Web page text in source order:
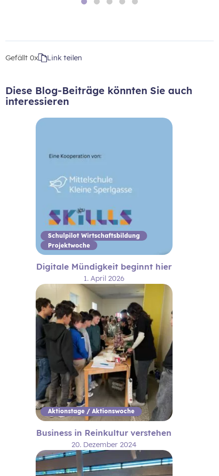
Gefällt0x Link teilen
Diese Blog-Beiträge könnten Sie auch
interessieren
Schulpilot Wirtschaftsbildung
Projektwoche
Digitale Mündigkeit beginnt hier
1. April 2026
Aktionstage / Aktionswoche
Business in Reinkultur verstehen
20. Dezember 2024